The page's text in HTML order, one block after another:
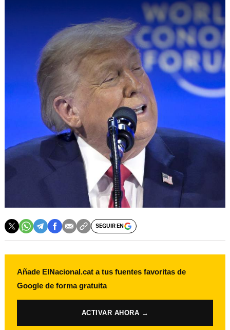
SEGUIR EN
Añade ElNacional.cat a tus fuentes favoritas de
Google de forma gratuita
ACTIVAR AHORA →